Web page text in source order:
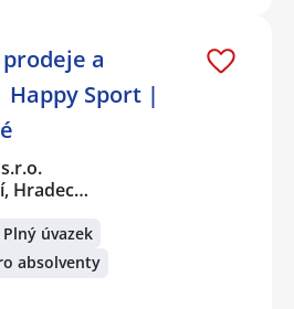
a
Sport |
Hradec…
Plný úvazek
absolventy